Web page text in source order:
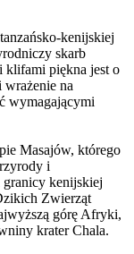
kenijskiej
skarb
klifami piękna jest o
wrażenie na
wymagającymi
Masajów, którego
i
granicy kenijskiej
Zwierząt
górę Afryki,
krater Chala.